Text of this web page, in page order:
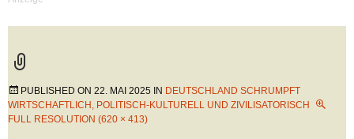
PUBLISHED ON 22. MAI 2025 IN DEUTSCHLAND SCHRUMPFT
WIRTSCHAFTLICH, POLITISCH-KULTURELL UND ZIVILISATORISCH
FULL RESOLUTION (620 × 413)